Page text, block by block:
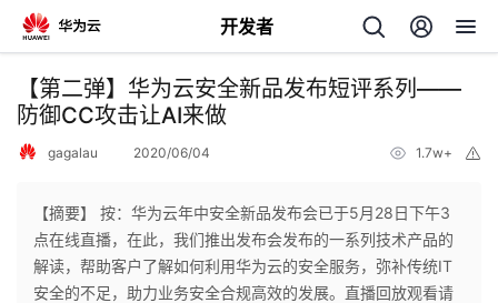
开发者
返
回
个
【第二弹】华为云安全新品发布短评系列——
防御CC攻击让AI来做
gagalau 2020/06/04 1.7w+
【摘要】 按：华为云年中安全新品发布会已于5月28日下午3
点在线直播，在此，我们推出发布会发布的一系列技术产品的
解读，帮助客户了解如何利用华为云的安全服务，弥补传统IT
安全的不足，助力业务安全合规高效的发展。直播回放观看请